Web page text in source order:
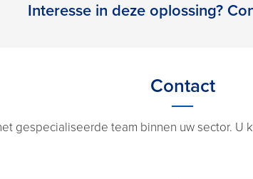
Interesse in deze oplossing?
Contact
gespecialiseerde team binnen uw sector. U